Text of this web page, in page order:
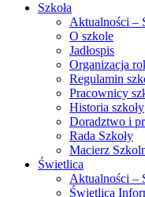
Szkoła
Aktualności –
O szkole
Jadłospis
Organizacja
Regulamin
Pracownicy
Historia szkoły
Doradztwo i
Rada Szkoły
Macierz
Świetlica
Aktualności –
Świetlica